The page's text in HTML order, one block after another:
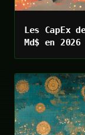
Les CapEx
Md$ en